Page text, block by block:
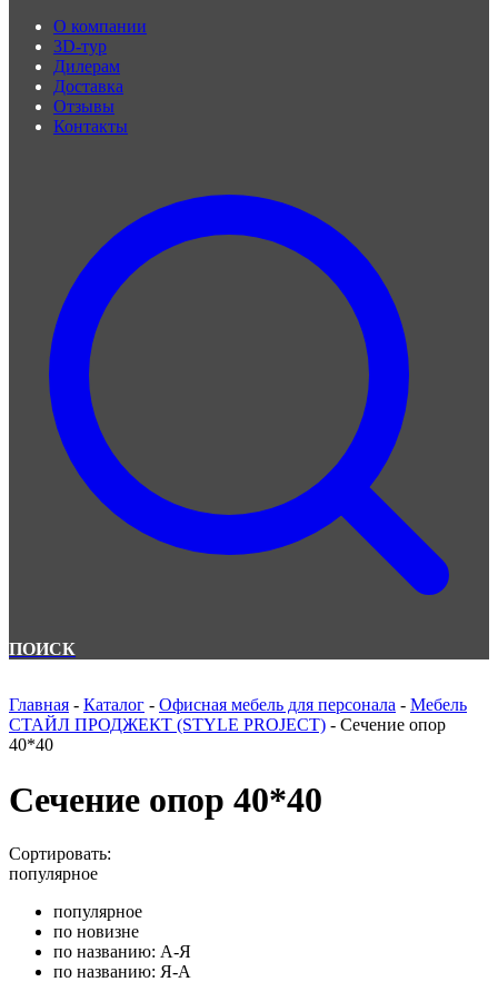
О компании
3D-тур
Дилерам
Доставка
Отзывы
Контакты
ПОИСК
Главная - Каталог - Офисная мебель для персонала - Мебель
СТАЙЛ ПРОДЖЕКТ (STYLE PROJECT) - Сечение опор
40*40
Сечение опор 40*40
Сортировать:
популярное
популярное
по новизне
по названию: А-Я
по названию: Я-А